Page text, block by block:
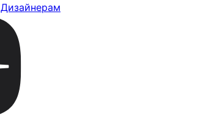
Дизайнерам